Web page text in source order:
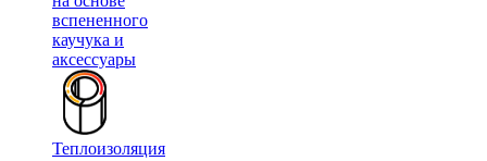
вспененного
каучука и
аксессуары
Теплоизоляция